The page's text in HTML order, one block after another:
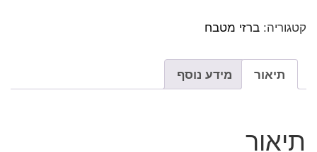
קטגוריה: ברזי מטבח
תיאור מידע נוסף
תיאור